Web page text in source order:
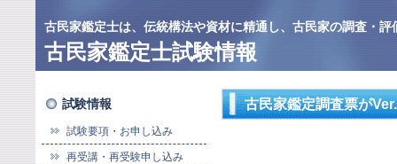
古民家鑑定士は、伝統構法や資材に精通し、古民家の調査・
古民家鑑定士試験情報
試験情報
試験要項・お申し込み
再受講・再受験申し込み
古民家鑑定調査票が